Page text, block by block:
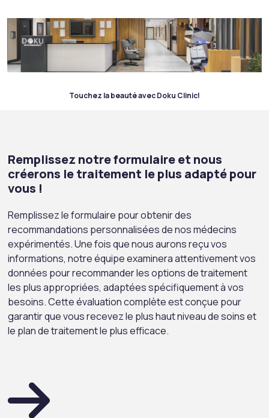
Touchez la beauté avec Doku Clinic!
Remplissez notre formulaire et nous
créerons le traitement le plus adapté pour
vous !
Remplissez le formulaire pour obtenir des
recommandations personnalisées de nos médecins
expérimentés. Une fois que nous aurons reçu vos
informations, notre équipe examinera attentivement vos
données pour recommander les options de traitement
les plus appropriées, adaptées spécifiquement à vos
besoins. Cette évaluation complète est conçue pour
garantir que vous recevez le plus haut niveau de soins et
le plan de traitement le plus efficace.